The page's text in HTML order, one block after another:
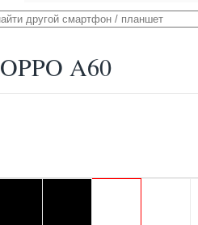
OPPO A60